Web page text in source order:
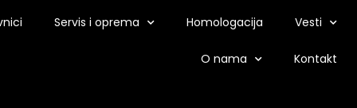
Servis i oprema Homologacija Vesti
O nama Kontakt